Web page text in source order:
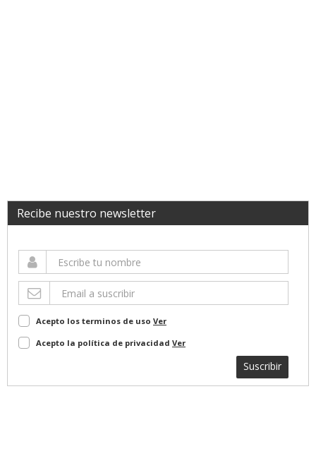
Recibe nuestro newsletter
Acepto los terminos de uso Ver
Acepto la política de privacidad Ver
Suscribir